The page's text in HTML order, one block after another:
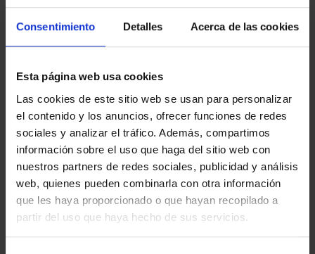
Consentimiento Detalles Acerca de las cookies
Esta página web usa cookies
Las cookies de este sitio web se usan para personalizar
el contenido y los anuncios, ofrecer funciones de redes
sociales y analizar el tráfico. Además, compartimos
información sobre el uso que haga del sitio web con
nuestros partners de redes sociales, publicidad y análisis
web, quienes pueden combinarla con otra información
que les haya proporcionado o que hayan recopilado a
partir del uso que haya hecho de sus servicios.
5 Productos encontrados
SUSCRIPCIÓN
CAPITALES DE
PROVINCIA 1
949,00 €
SUSCRIPCIÓN
CAPITALES DE
PROVINCIA 2
949,00 €